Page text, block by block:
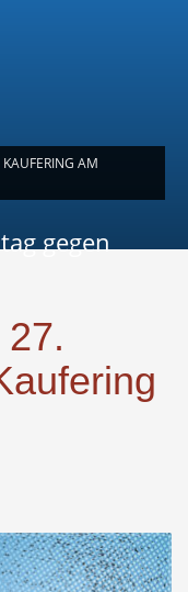
AM
gegen